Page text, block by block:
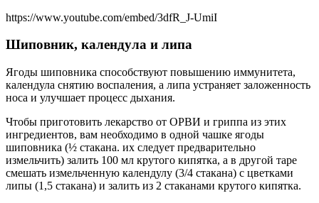
https://www.youtube.com/embed/3dfR_J-UmiI
Шиповник, календула и липа
Ягоды шиповника способствуют повышению иммунитета,
календула снятию воспаления, а липа устраняет заложенность
носа и улучшает процесс дыхания.
Чтобы приготовить лекарство от ОРВИ и гриппа из этих
ингредиентов, вам необходимо в одной чашке ягоды
шиповника (½ стакана. их следует предварительно
измельчить) залить 100 мл крутого кипятка, а в другой таре
смешать измельченную календулу (3/4 стакана) с цветками
липы (1,5 стакана) и залить из 2 стаканами крутого кипятка.